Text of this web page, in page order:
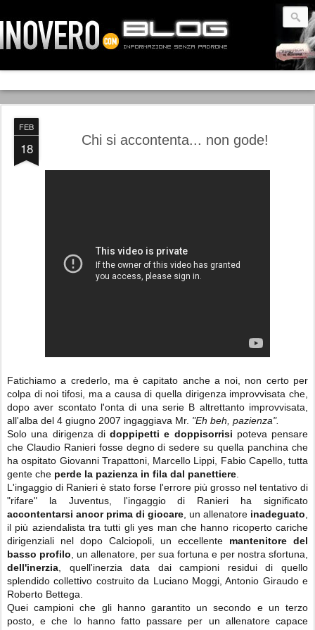
FEB
18 Chi si accontenta... non gode!
Fatichiamo a crederlo, ma è capitato anche a noi, non certo per
colpa di noi tifosi, ma a causa di quella dirigenza improvvisata che,
dopo aver scontato l'onta di una serie B altrettanto improvvisata,
all'alba del 4 giugno 2007 ingaggiava Mr. "Eh beh, pazienza".
Solo una dirigenza di doppipetti e doppisorrisi poteva pensare
che Claudio Ranieri fosse degno di sedere su quella panchina che
ha ospitato Giovanni Trapattoni, Marcello Lippi, Fabio Capello, tutta
gente che perde la pazienza in fila dal panettiere
L'ingaggio di Ranieri è stato forse l'errore più grosso nel tentativo di
"rifare" la Juventus, l'ingaggio di Ranieri ha significato
accontentarsi ancor prima di giocare , un allenatore inadeguato
il più aziendalista tra tutti gli yes man che hanno ricoperto cariche
dirigenziali nel dopo Calciopoli, un eccellente mantenitore del
basso profilo , un allenatore, per sua fortuna e per nostra sfortuna,
dell'inerzia , quell'inerzia data dai campioni residui di quello
splendido collettivo costruito da Luciano Moggi, Antonio Giraudo e
Roberto Bettega.
Quei campioni che gli hanno garantito un secondo e un terzo
posto, e che lo hanno fatto passare per un allenatore capace